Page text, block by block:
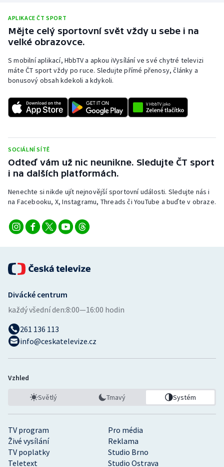
APLIKACE ČT SPORT
Mějte celý sportovní svět vždy u sebe i na
velké obrazovce.
S mobilní aplikací, HbbTV a apkou iVysílání ve své chytré televizi
máte ČT sport vždy po ruce. Sledujte přímé přenosy, články a
bonusový obsah kdekoli a kdykoli.
SOCIÁLNÍ SÍTĚ
Odteď vám už nic neunikne. Sledujte ČT sport
i na dalších platformách.
Nenechte si nikde ujít nejnovější sportovní události. Sledujte nás i
na Facebooku, X, Instagramu, Threads či YouTube a buďte v obraze.
TV program
Pro média
Živé vysílání
Reklama
TV poplatky
Studio Brno
Teletext
Studio Ostrava
Divácké centrum
každý všední den:8:00—16:00 hodin
261 136 113
info@ceskatelevize.cz
Vzhled
Světlý Tmavý Systém